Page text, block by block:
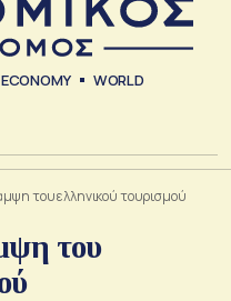
ECONOMY WORLD
του ελληνικού τουρισμού
του